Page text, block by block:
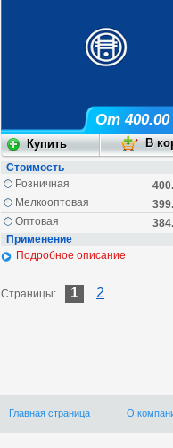
От 400.00
Стоимость
Розничная
Мелкооптовая
Оптовая
Применение
Подробное описание
Страницы: 1 2
Главная страница О